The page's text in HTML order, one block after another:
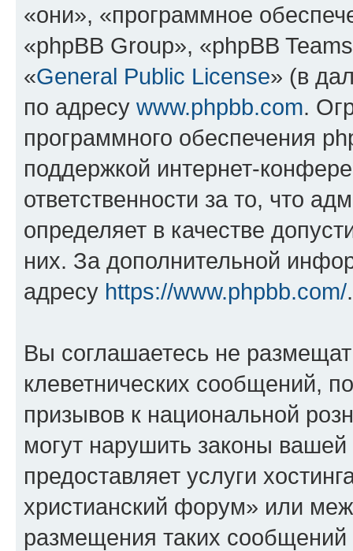
«они», «программное
«phpBB Group», «phpBB
«General Public License» (в
по адресу www.phpbb.com.
программного обеспечения
поддержкой интернет-
ответственности за то, что
определяет в качестве
них. За дополнительной
адресу https://www.phpbb.com/.
Вы соглашаетесь не
клеветнических сообщений,
призывов к национальной
могут нарушить законы
предоставляет услуги
христианский форум» или
размещения таких